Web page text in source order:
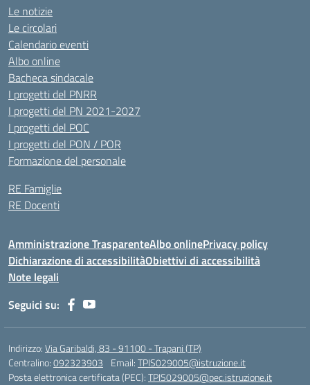
Le notizie
Le circolari
Calendario eventi
Albo online
Bacheca sindacale
I progetti del PNRR
I progetti del PN 2021-2027
I progetti del POC
I progetti del PON / POR
Formazione del personale
RE Famiglie
RE Docenti
Amministrazione TrasparenteAlbo onlinePrivacy policy
Dichiarazione di accessibilitàObiettivi di accessibilità
Note legali
Seguici su:
Indirizzo:Via Garibaldi, 83 - 91100 - Trapani (TP)
Centralino:092323903 Email:TPIS029005@istruzione.it
Posta elettronica certificata (PEC):TPIS029005@pec.istruzione.it